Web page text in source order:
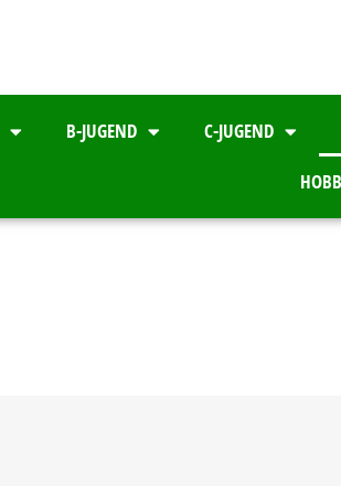
B-JUGEND C-JUGEND